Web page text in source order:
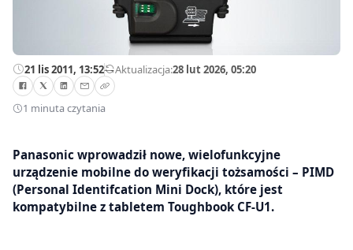
21 lis 2011, 13:52—Aktualizacja:28 lut 2026, 05:20
1 minuta czytania
Panasonic wprowadził nowe, wielofunkcyjne
urządzenie mobilne do weryfikacji tożsamości – PIMD
(Personal Identifcation Mini Dock), które jest
kompatybilne z tabletem Toughbook CF-U1.